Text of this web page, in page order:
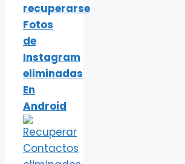
recuperarse
Fotos
de
Instagram
eliminadas
En
Android